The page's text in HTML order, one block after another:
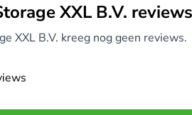
XXL B.V.
XXL B.V. kreeg nog geen reviews.